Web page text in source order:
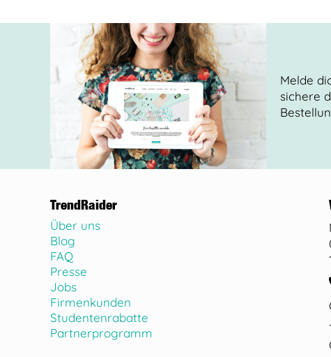
Melde
sichere
TrendRaider
Über uns
Blog
FAQ
Presse
Jobs
Firmenkunden
Studentenrabatte
Partnerprogramm